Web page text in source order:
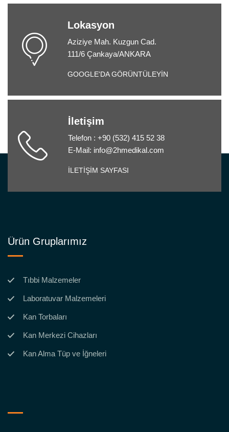
Lokasyon
Aziziye Mah. Kuzgun Cad.
111/6 Çankaya/ANKARA
GOOGLE'DA GÖRÜNTÜLEYİN
İletişim
Telefon : +90 (532) 415 52 38
E-Mail: info@2hmedikal.com
İLETİŞİM SAYFASI
Ürün Gruplarımız
Tıbbi Malzemeler
Laboratuvar Malzemeleri
Kan Torbaları
Kan Merkezi Cihazları
Kan Alma Tüp ve İğneleri